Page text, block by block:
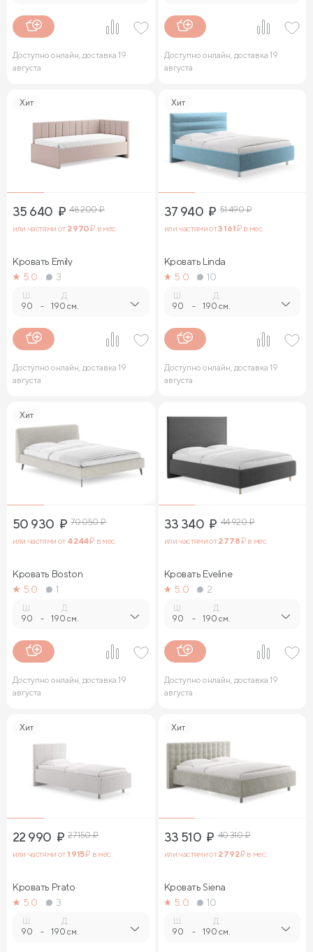
Доступно онлайн, доставка 19
августа
Доступно онлайн, доставка 19
августа
Хит
35 640 ₽ 48 200₽
или частями от 2 970₽ в мес.
Кровать Emily
5.0
3
90 -
Д.
190 см.
Доступно онлайн, доставка 19
августа
Хит
37 940 ₽ 51 490₽
или частями от3 161₽ в мес.
Кровать Linda
5.0
10
90 -
Д.
190 см.
Доступно онлайн, доставка 19
августа
Хит
50 930 ₽ 70 050₽
или частями от 4 244₽ в мес.
Кровать Boston
5.0
1
90 -
Д.
190 см.
Доступно онлайн, доставка 19
августа
33 340 ₽ 44 920₽
или частями от2 778₽ в мес.
Кровать Eveline
5.0
2
90 -
Д.
190 см.
Доступно онлайн, доставка 19
августа
Хит
22 990 ₽ 27 150₽
или частями от1 915₽ в мес.
Кровать Prato
5.0
3
Ш.
90 -
Д.
190 см.
Хит
33 510 ₽ 40 310₽
или частями от2 792₽ в мес.
Кровать Siena
5.0
10
Ш.
90 -
Д.
190 см.